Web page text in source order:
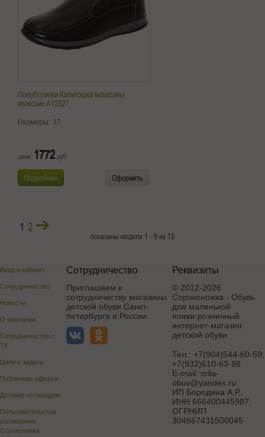
Полуботинки Капитошка мокасины
мужские A12527
Размеры: 37
цена: 1772 руб.
Подробнее Оформить
1 2
показаны модели 1 - 9 из 13
Вход в кабинет
Сотрудничество
Новости
О компании
Сотрудничество с
ТК
Цели и задачи
Публичная оферта
Договор со складом
Пользовательское
соглашение
Сороконожка
Сотрудничество
Приглашаем к
сотрудничеству магазины
детской обуви Санкт-
петербурга и России.
Реквизиты
© 2012-2026
Сороконожка - Обувь
для маленькой
ножки:розничный
интернет-магазин
детской обуви
Тел.: +7(904)544-60-59;
+7(932)610-63-98
E-mail: mila-
obuv@yandex.ru
ИП Бородина А.Р.
ИНН 666400445987,
ОГРНИП
304667431500045